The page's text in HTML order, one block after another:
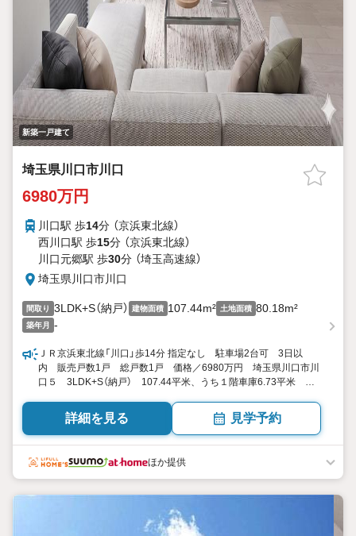
新築一戸建て
埼玉県川口市川口
6980万円
川口駅 歩14分 （京浜東北線）
西川口駅 歩15分 （京浜東北線）
川口元郷駅 歩30分 （埼玉高速線）
埼玉県川口市川口
間取り 3LDK+S（納戸） 建物面積 107.44m² 土地面積 80.18m²
築年月 -
ＪＲ京浜東北線「川口」歩14分 指定なし 駐車場2台可 3日以
内 販売戸数1戸 総戸数1戸 価格／6980万円 埼玉県川口市川
口５ 3LDK+S（納戸） 107.44平米、うち１階車庫6.73平米 向
詳細を見る 見学予約
ほか提供